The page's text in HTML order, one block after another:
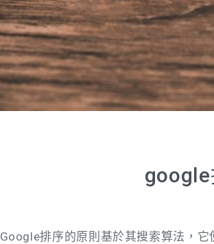
google
Google排序的原則基於其搜索算法，